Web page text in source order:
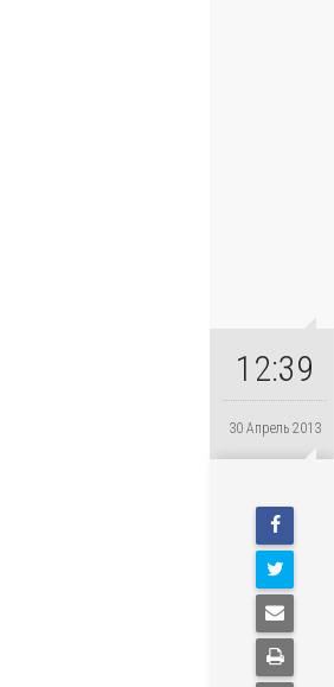
12:39
30 Апрель 2013